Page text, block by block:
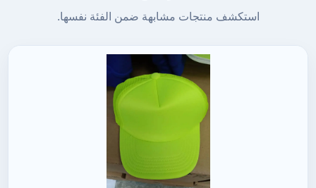
استكشف منتجات مشابهة ضمن الفئة نفسها.